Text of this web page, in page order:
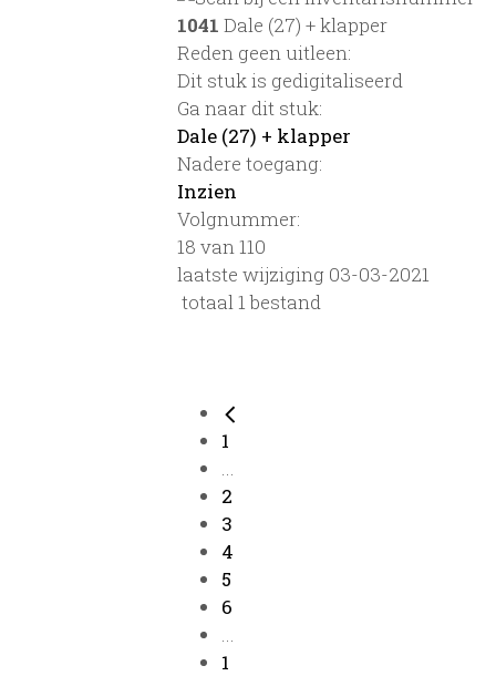
1041 Dale (27) + klapper
Reden geen uitleen:
Dit stuk is gedigitaliseerd
Ga naar dit stuk:
Dale (27) + klapper
Nadere toegang:
Inzien
Volgnummer:
18 van 110
laatste wijziging 03-03-2021
totaal 1 bestand
1
...
2
3
4
5
6
...
1